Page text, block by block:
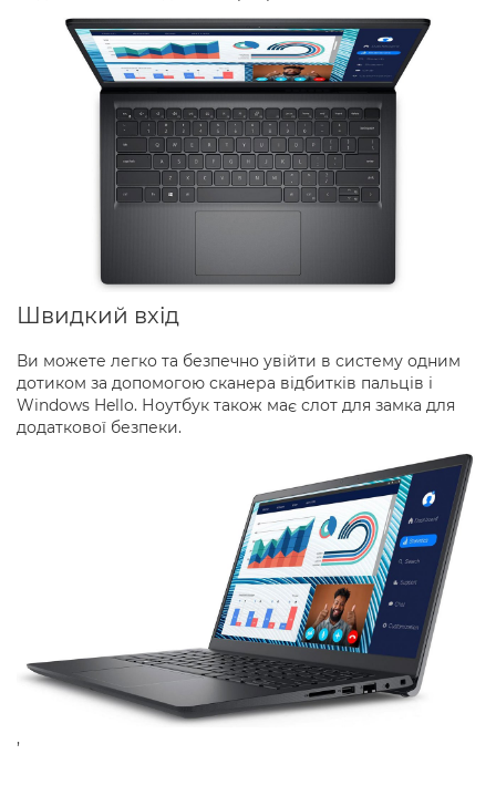
Швидкий вхід
Ви можете легко та безпечно увійти в систему одним
дотиком за допомогою сканера відбитків пальців і
Windows Hello. Ноутбук також має слот для замка для
додаткової безпеки.
,